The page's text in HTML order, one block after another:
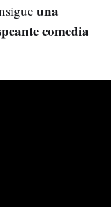
una
comedia